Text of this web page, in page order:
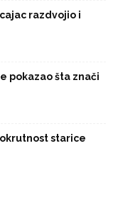
razdvojio i
je pokazao šta znači
okrutnost starice